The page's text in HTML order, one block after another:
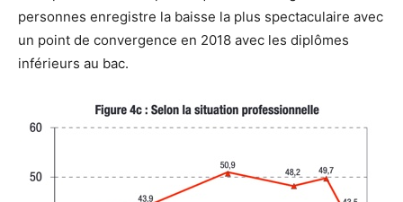
personnes enregistre la baisse la plus spectaculaire avec
un point de convergence en 2018 avec les diplômes
inférieurs au bac.